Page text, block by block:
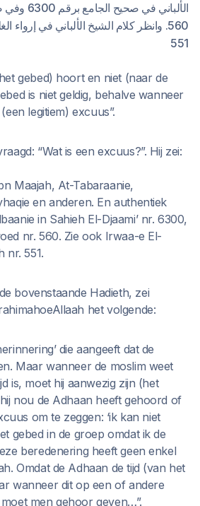
الألباني
560. وانظر كلام الشيخ الألباني في
551
gebed) hoort en niet (naar de
is niet geldig, behalve wanneer
legitiem) excuus”.
“Wat is een excuus?”. Hij zei:
Maajah, At-Tabaraanie,
en anderen. En authentiek
in Sahieh El-Djaami’ nr. 6300,
nr. 560. Zie ook Irwaa-e El-
nr. 551.
bovenstaande Hadieth, zei
het volgende:
die aangeeft dat de
Maar wanneer de moslim weet
is, moet hij aanwezig zijn (het
nou de Adhaan heeft gehoord of
om te zeggen: ‘ik kan niet
gebed in de groep omdat ik de
beredenering heeft geen enkel
Omdat de Adhaan de tijd (van het
wanneer dit op een of andere
men gehoor geven…”.